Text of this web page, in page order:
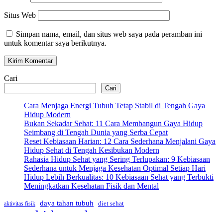
Situs Web
Simpan nama, email, dan situs web saya pada peramban ini
untuk komentar saya berikutnya.
Cari
Cari
Cara Menjaga Energi Tubuh Tetap Stabil di Tengah Gaya
Hidup Modern
Bukan Sekadar Sehat: 11 Cara Membangun Gaya Hidup
Seimbang di Tengah Dunia yang Serba Cepat
Reset Kebiasaan Harian: 12 Cara Sederhana Menjalani Gaya
Hidup Sehat di Tengah Kesibukan Modern
Rahasia Hidup Sehat yang Sering Terlupakan: 9 Kebiasaan
Sederhana untuk Menjaga Kesehatan Optimal Setiap Hari
Hidup Lebih Berkualitas: 10 Kebiasaan Sehat yang Terbukti
Meningkatkan Kesehatan Fisik dan Mental
aktivitas fisik daya tahan tubuh diet sehat